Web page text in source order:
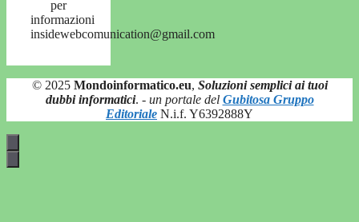
per
informazioni
insidewebcomunication@gmail.com
© 2025 Mondoinformatico.eu, Soluzioni semplici ai tuoi
dubbi informatici. - un portale del Gubitosa Gruppo
Editoriale N.i.f. Y6392888Y